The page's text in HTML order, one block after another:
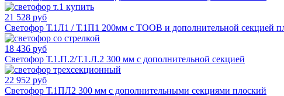
21 528 руб
Светофор Т.1Л1 / Т.1П1 200мм с ТООВ и дополнительной секцией
18 436 руб
Светофор Т.1.П.2/Т.1.Л.2 300 мм с дополнительной секцией
22 952 руб
Светофор Т.1ПЛ2 300 мм с дополнительными секциями плоский